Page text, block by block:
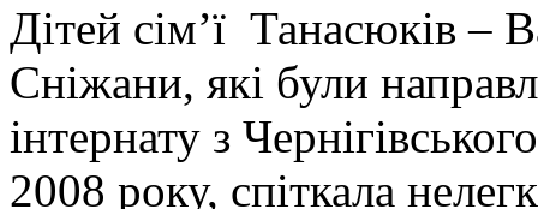
Дітей сім’ї Танасюків –
Сніжани, які були
інтернату з
2008 року, спіткала